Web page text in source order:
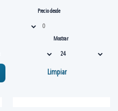
Precio desde
Mostrar
Limpiar